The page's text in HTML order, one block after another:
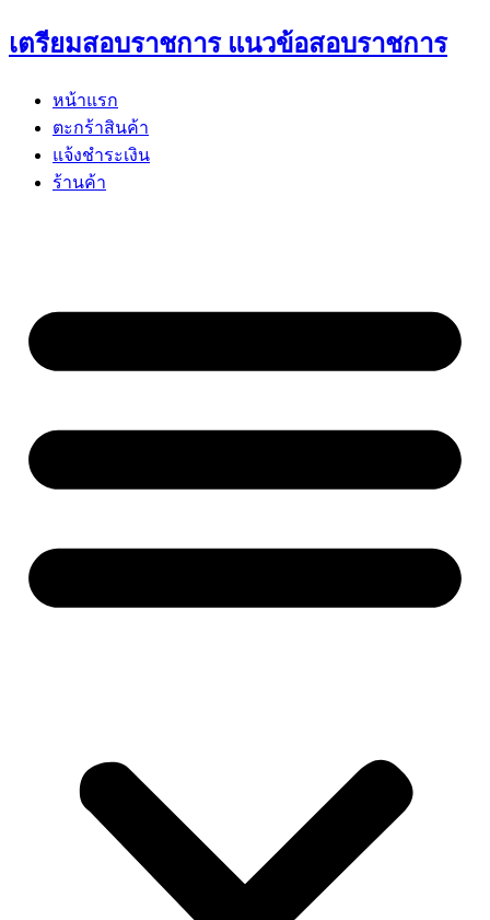
Skip
to
เตรียมสอบราชการ แนวข้อสอบราชการ
หน้าแรก
ตะกร้าสินค้า
แจ้งชำระเงิน
ร้านค้า